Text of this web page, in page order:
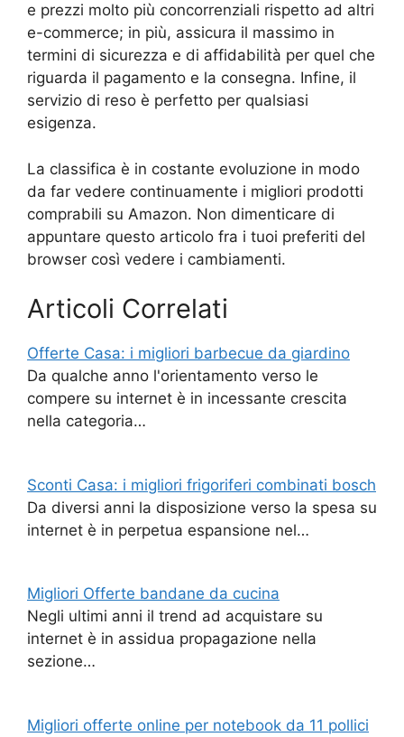
e prezzi molto più concorrenziali rispetto ad altri
e-commerce; in più, assicura il massimo in
termini di sicurezza e di affidabilità per quel che
riguarda il pagamento e la consegna. Infine, il
servizio di reso è perfetto per qualsiasi
esigenza.
La classifica è in costante evoluzione in modo
da far vedere continuamente i migliori prodotti
comprabili su Amazon. Non dimenticare di
appuntare questo articolo fra i tuoi preferiti del
browser così vedere i cambiamenti.
Articoli Correlati
Offerte Casa: i migliori barbecue da giardino
Da qualche anno l'orientamento verso le
compere su internet è in incessante crescita
nella categoria…
Sconti Casa: i migliori frigoriferi combinati bosch
Da diversi anni la disposizione verso la spesa su
internet è in perpetua espansione nel…
Migliori Offerte bandane da cucina
Negli ultimi anni il trend ad acquistare su
internet è in assidua propagazione nella
sezione…
Migliori offerte online per notebook da 11 pollici